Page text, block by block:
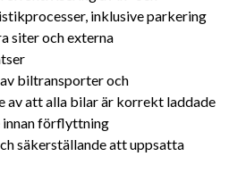
inklusive parkering
siter och externa
biltransporter och
av att alla bilar är korrekt laddade
innan förflyttning
säkerställande att uppsatta